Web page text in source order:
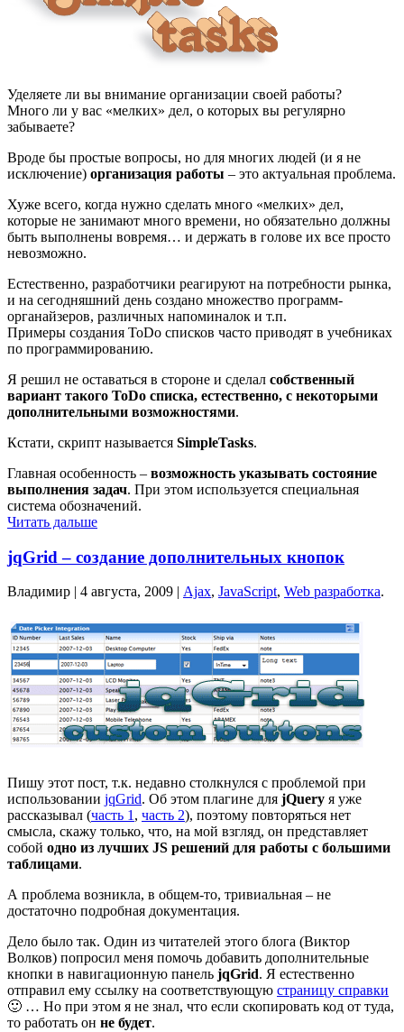
Уделяете ли вы внимание организации своей работы?
Много ли у вас «мелких» дел, о которых вы регулярно
забываете?
Вроде бы простые вопросы, но для многих людей (и я не
исключение) организация работы – это актуальная проблема.
Хуже всего, когда нужно сделать много «мелких» дел,
которые не занимают много времени, но обязательно должны
быть выполнены вовремя… и держать в голове их все просто
невозможно.
Естественно, разработчики реагируют на потребности рынка,
и на сегодняшний день создано множество программ-
органайзеров, различных напоминалок и т.п.
Примеры создания ToDo списков часто приводят в учебниках
по программированию.
Я решил не оставаться в стороне и сделал собственный
вариант такого ToDo списка, естественно, с некоторыми
дополнительными возможностями.
Кстати, скрипт называется SimpleTasks.
Главная особенность – возможность указывать состояние
выполнения задач. При этом используется специальная
система обозначений.
Читать дальше
jqGrid – создание дополнительных кнопок
Владимир | 4 августа, 2009 Ajax, JavaScript, Web разработка.
Пишу этот пост, т.к. недавно столкнулся с проблемой при
использовании jqGrid. Об этом плагине для jQuery я уже
рассказывал (часть 1, часть 2), поэтому повторяться нет
смысла, скажу только, что, на мой взгляд, он представляет
собой одно из лучших JS решений для работы с большими
таблицами.
А проблема возникла, в общем-то, тривиальная – не
достаточно подробная документация.
Дело было так. Один из читателей этого блога (Виктор
Волков) попросил меня помочь добавить дополнительные
кнопки в навигационную панель jqGrid. Я естественно
отправил ему ссылку на соответствующую страницу справки
🙂 … Но при этом я не знал, что если скопировать код от туда,
то работать он не будет.